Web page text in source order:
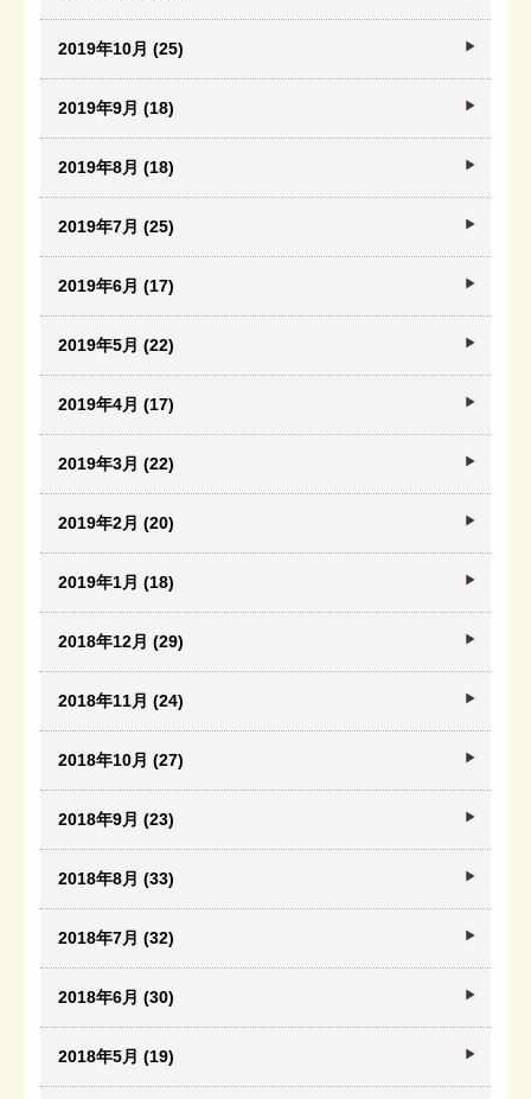
2019年10月 (25)
2019年9月 (18)
2019年8月 (18)
2019年7月 (25)
2019年6月 (17)
2019年5月 (22)
2019年4月 (17)
2019年3月 (22)
2019年2月 (20)
2019年1月 (18)
2018年12月 (29)
2018年11月 (24)
2018年10月 (27)
2018年9月 (23)
2018年8月 (33)
2018年7月 (32)
2018年6月 (30)
2018年5月 (19)